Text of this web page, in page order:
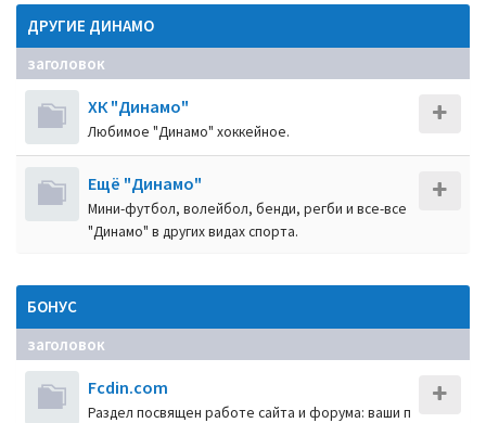
ДРУГИЕ ДИНАМО
заголовок
ХК "Динамо"
Любимое "Динамо" хоккейное.
Ещё "Динамо"
Мини-футбол, волейбол, бенди, регби и все-все
"Динамо" в других видах спорта.
БОНУС
заголовок
Fcdin.com
Раздел посвящен работе сайта и форума: ваши п